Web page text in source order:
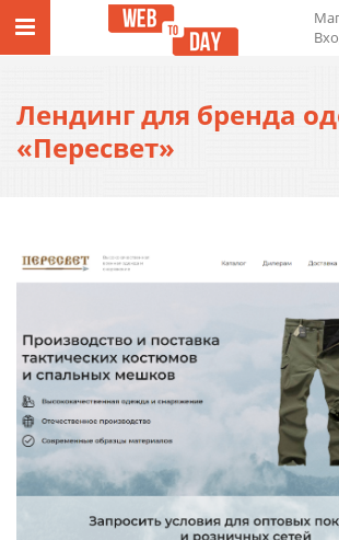
Лендинг для бренда
«Пересвет»